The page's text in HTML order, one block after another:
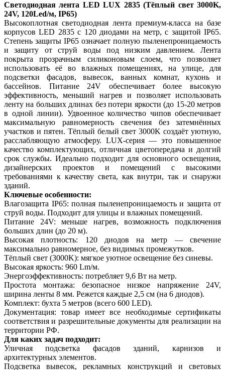
Светодиодная лента LED LUX 2835 (Тёплый свет 3000K,
24V, 120Led/м, IP65)
Высокоплотная светодиодная лента премиум-класса на базе
корпусов LED 2835 с 120 диодами на метр, с защитой IP65.
Степень защиты IP65 означает полную пыленепроницаемость
и защиту от струй воды под низким давлением. Лента
покрыта прозрачным силиконовым слоем, что позволяет
использовать её во влажных помещениях, на улице, для
подсветки фасадов, вывесок, ванных комнат, кухонь и
бассейнов. Питание 24V обеспечивает более высокую
эффективность, меньший нагрев и позволяет использовать
ленту на больших длинах без потери яркости (до 15-20 метров
в одной линии). Удвоенное количество чипов обеспечивает
максимальную равномерность свечения без затемнённых
участков и пятен. Тёплый белый свет 3000K создаёт уютную,
расслабляющую атмосферу. LUX-серия — это повышенное
качество комплектующих, отличная цветопередача и долгий
срок службы. Идеально подходит для основного освещения,
дизайнерских проектов и помещений с высокими
требованиями к качеству света, как внутри, так и снаружи
зданий.
Ключевые особенности:
Влагозащита IP65: полная пыленепроницаемость и защита от
струй воды. Подходит для улицы и влажных помещений.
Питание 24V: меньше нагрев, возможность подключения
больших длин (до 20 м).
Высокая плотность: 120 диодов на метр — свечение
максимально равномерное, без видимых промежутков.
Тёплый свет (3000K): мягкое уютное освещение без синевы.
Высокая яркость: 960 Lm/м.
Энергоэффективность: потребляет 9,6 Вт на метр.
Простота монтажа: безопасное низкое напряжение 24V,
ширина ленты 8 мм. Режется каждые 2,5 см (на 6 диодов).
Комплект: бухта 5 метров (всего 600 LED).
Документация: товар имеет все необходимые сертификаты
соответствия и разрешительные документы для реализации на
территории РФ.
Для каких задач подходит:
Уличная подсветка фасадов зданий, карнизов и
архитектурных элементов.
Подсветка вывесок, рекламных конструкций и световых